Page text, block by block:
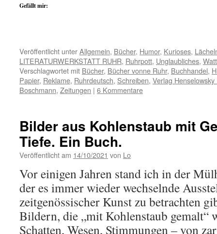
Gefällt mir:
Veröffentlicht unterAllgemein, Bücher, Humor, Kurioses,
LITERATURWERKSTATT RUHR, Ruhrpott, Unglaubliches,
Verschlagwortet mit Bücher, Bücher vonne Ruhr, Buchhandel,
Papier, Reklame, Ruhrdeutsch, Schreiben, Verlag
Boschmann, Zeitungen | 6 Kommentare
Bilder aus Kohlenstaub mit
Tiefe. Ein Buch.
Veröffentlicht am 14/10/2021 von Lo
Vor einigen Jahren stand ich in der
der es immer wieder wechselnde
zeitgenössischer Kunst zu betrachten
Bildern, die „mit Kohlenstaub gemalt“
Schatten, Wesen, Stimmungen – von